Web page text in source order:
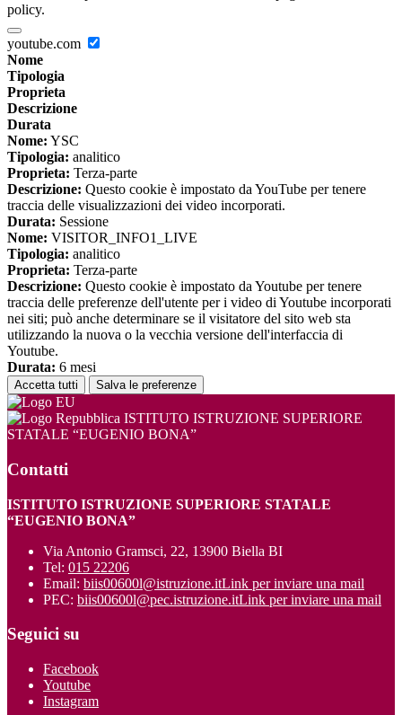
policy.
youtube.com
Nome
Tipologia
Proprieta
Descrizione
Durata
Nome: YSC
Tipologia: analitico
Proprieta: Terza-parte
Descrizione: Questo cookie è impostato da YouTube per tenere
traccia delle visualizzazioni dei video incorporati.
Durata: Sessione
Nome: VISITOR_INFO1_LIVE
Tipologia: analitico
Proprieta: Terza-parte
Descrizione: Questo cookie è impostato da Youtube per tenere
traccia delle preferenze dell'utente per i video di Youtube incorporati
nei siti; può anche determinare se il visitatore del sito web sta
utilizzando la nuova o la vecchia versione dell'interfaccia di
Youtube.
Durata: 6 mesi
Accetta tutti Salva le preferenze
ISTITUTO ISTRUZIONE SUPERIORE
STATALE “EUGENIO BONA”
Contatti
ISTITUTO ISTRUZIONE SUPERIORE STATALE
“EUGENIO BONA”
Via Antonio Gramsci, 22, 13900 Biella BI
Tel: 015 22206
Email: biis00600l@istruzione.itLink per inviare una mail
PEC: biis00600l@pec.istruzione.itLink per inviare una mail
Seguici su
Facebook
Youtube
Instagram